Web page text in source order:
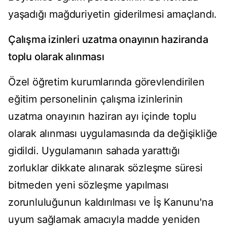
yaşadığı mağduriyetin giderilmesi amaçlandı.
Çalışma izinleri uzatma onayının haziranda
toplu olarak alınması
Özel öğretim kurumlarında görevlendirilen
eğitim personelinin çalışma izinlerinin
uzatma onayının haziran ayı içinde toplu
olarak alınması uygulamasında da değişikliğe
gidildi. Uygulamanın sahada yarattığı
zorluklar dikkate alınarak sözleşme süresi
bitmeden yeni sözleşme yapılması
zorunluluğunun kaldırılması ve İş Kanunu'na
uyum sağlamak amacıyla madde yeniden